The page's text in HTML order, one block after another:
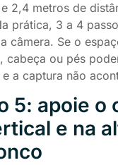
2,4 metros de
prática, 3 a 4
câmera. Se o
cabeça ou pés
a captura não
5: apoie o
e na